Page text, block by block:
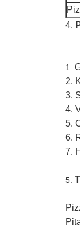
4.
1.
2.
3.
4.
5.
6.
7.
5.